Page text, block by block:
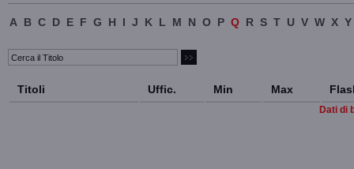
A B C D E F G H I J K L M N O P Q R S T U V W X Y
Titoli Uffic. Min Max
Dati di